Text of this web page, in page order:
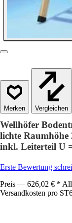
Vergleichen
Wellhöfer
lichte Raumhöhe
inkl. Leiterteil U
Erste Bewertung
Preis — 626,02 € *
Versandkosten pro ST